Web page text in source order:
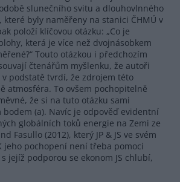
slunečního svitu a dlouhovlnného
které byly naměřeny na stanici ČHMÚ v
položí klíčovou otázku: „Co je
která je více než dvojnásobkem
Touto otázkou i předchozím
čtenářům myšlenku, že autoři
v podstatě tvrdí, že zdrojem této
atmosféra. To ovšem pochopitelně
že si na tuto otázku sami
(a). Navíc je odpověď evidentní
globálních toků energie na Zemi ze
Fasullo (2012), který JP & JS ve svém
jeho pochopení není třeba pomoci
jejíž podporou se ekonom JS chlubí,